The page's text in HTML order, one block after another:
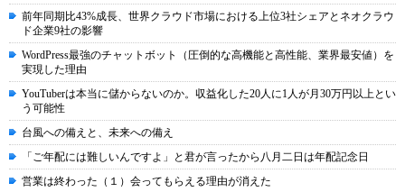
前年同期比43%成長、世界クラウド市場における上位3社シェアとネオクラウ
ド企業9社の影響
WordPress最強のチャットボット（圧倒的な高機能と高性能、業界最安値）を
実現した理由
YouTuberは本当に儲からないのか。収益化した20人に1人が月30万円以上とい
う可能性
台風への備えと、未来への備え
「ご年配には難しいんですよ」と君が言ったから八月二日は年配記念日
営業は終わった（１）会ってもらえる理由が消えた